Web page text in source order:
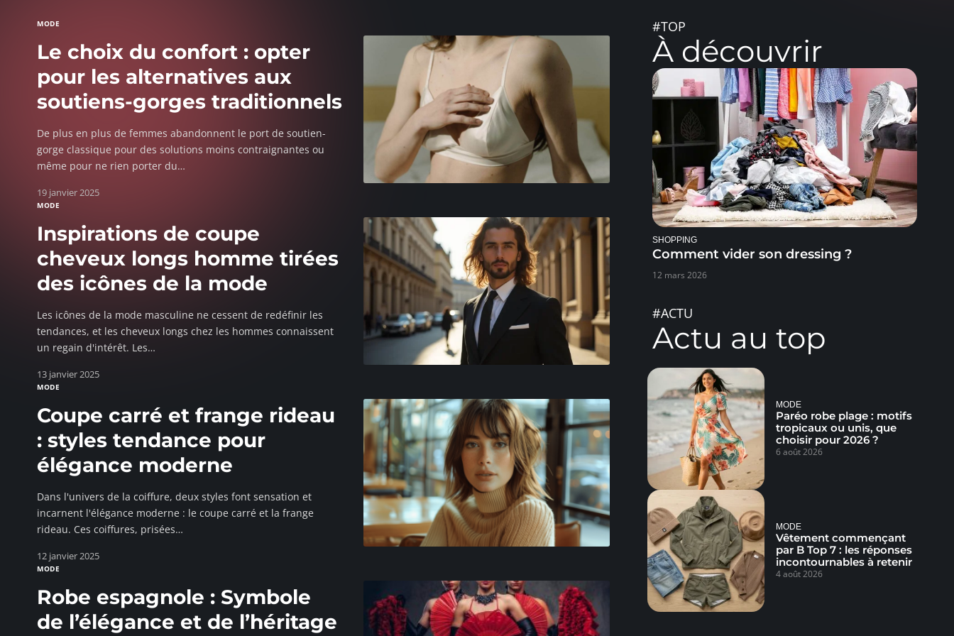
MODE
Le choix du confort : opter
pour les alternatives aux
soutiens-gorges traditionnels
De plus en plus de femmes abandonnent le port de soutien-
gorge classique pour des solutions moins contraignantes ou
même pour ne rien porter du…
19 janvier 2025
MODE
Inspirations de coupe
cheveux longs homme tirées
des icônes de la mode
Les icônes de la mode masculine ne cessent de redéfinir les
tendances, et les cheveux longs chez les hommes connaissent
un regain d'intérêt. Les…
13 janvier 2025
MODE
Coupe carré et frange rideau
: styles tendance pour
élégance moderne
Dans l'univers de la coiffure, deux styles font sensation et
incarnent l'élégance moderne : le coupe carré et la frange
rideau. Ces coiffures, prisées…
12 janvier 2025
MODE
Robe espagnole : Symbole
de l’élégance et de l’héritage
#TOP
À découvrir
SHOPPING
Comment vider son dressing ?
12 mars 2026
#ACTU
Actu au top
MODE
Paréo robe plage : motifs
tropicaux ou unis, que
choisir pour 2026 ?
6 août 2026
MODE
Vêtement commençant
par B Top 7 : les réponses
incontournables à retenir
4 août 2026